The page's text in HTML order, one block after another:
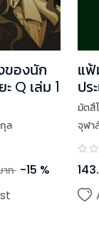
องนัก
Q เล่ม 1
ล
าท -15 %
แ
ปร
2
มัตสึ
จุฬ